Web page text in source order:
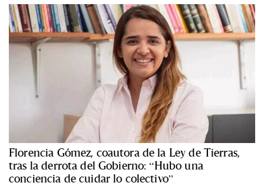
Florencia Gómez, coautora de la Ley de Tierras,
tras la derrota del Gobierno: “Hubo una
conciencia de cuidar lo colectivo”